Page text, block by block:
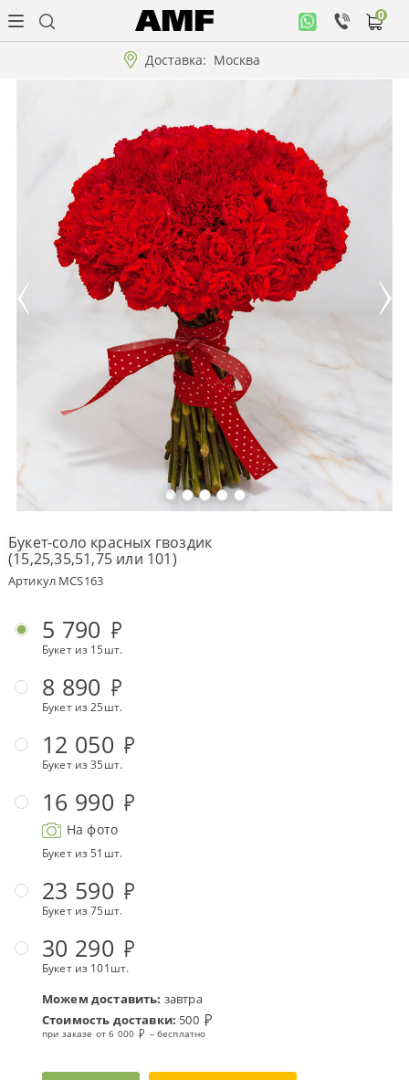
Доставка: Москва
0
кабинет
Композиции
"ВАУ"!!!
Коллекции!!!
Оплата
заказа
Условия
Бонусная
программа
Обратная
связь
О
компании
Change
language
Букет-соло красных гвоздик
(15,25,35,51,75 или 101)
Артикул MCS163
5 790
Букет из 15шт.
8 890
Букет из 25шт.
12 050
Букет из 35шт.
16 990
На фото
Букет из 51шт.
23 590
Букет из 75шт.
30 290
Букет из 101шт.
Можем доставить: завтра
Стоимость доставки: 500
при заказе от 6 000 – бесплатно